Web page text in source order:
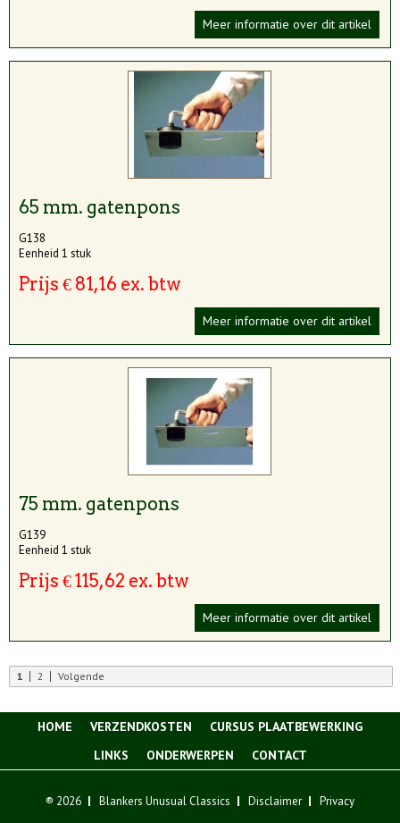
Meer informatie over dit artikel
65 mm. gatenpons
G138
Eenheid 1 stuk
Prijs € 81,16 ex. btw
Meer informatie over dit artikel
75 mm. gatenpons
G139
Eenheid 1 stuk
Prijs € 115,62 ex. btw
Meer informatie over dit artikel
1 2 Volgende
HOME VERZENDKOSTEN
CURSUS PLAATBEWERKING
LINKS
ONDERWERPEN CONTACT
® 2026 Blankers Unusual Classics Disclaimer Privacy